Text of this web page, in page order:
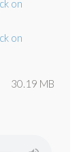
30.19 MB